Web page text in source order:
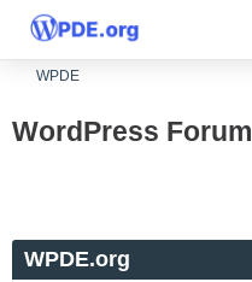
WPDE
WordPress Forum
WPDE.org